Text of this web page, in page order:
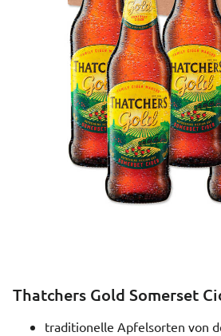
Thatchers Gold Somerset
traditionelle Apfelsorten von